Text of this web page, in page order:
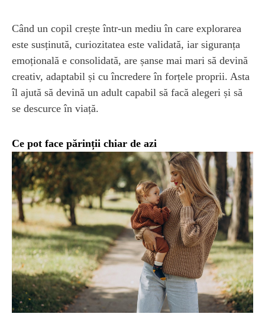
Când un copil crește într-un mediu în care explorarea
este susținută, curiozitatea este validată, iar siguranța
emoțională e consolidată, are șanse mai mari să devină
creativ, adaptabil și cu încredere în forțele proprii. Asta
îl ajută să devină un adult capabil să facă alegeri și să
se descurce în viață.
Ce pot face părinții chiar de azi